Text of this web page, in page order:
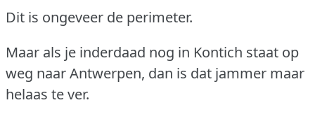
Dit is ongeveer de perimeter.
Maar als je inderdaad nog in Kontich staat op
weg naar Antwerpen, dan is dat jammer maar
helaas te ver.